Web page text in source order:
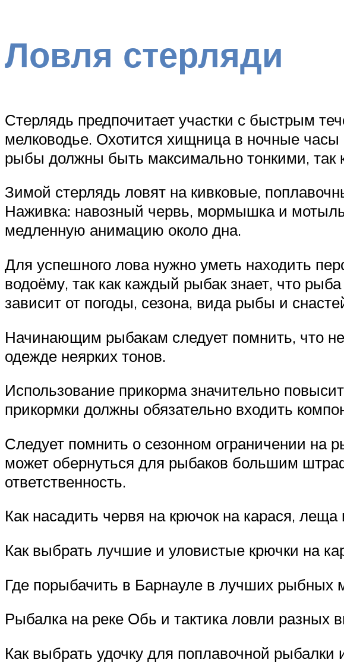
Ловля стерляди
Стерлядь предпочитает участки с быстрым
мелководье. Охотится хищница в ночные
рыбы должны быть максимально тонкими, так
Зимой стерлядь ловят на кивковые,
Наживка: навозный червь, мормышка и
медленную анимацию около дна.
Для успешного лова нужно уметь находить
водоёму, так как каждый рыбак знает, что
зависит от погоды, сезона, вида рыбы и
Начинающим рыбакам следует помнить, что
одежде неярких тонов.
Использование прикорма значительно
прикормки должны обязательно входить
Следует помнить о сезонном ограничении на
может обернуться для рыбаков большим
ответственность.
Как насадить червя на крючок на карася,
Как выбрать лучшие и уловистые крючки на
Где порыбачить в Барнауле в лучших рыбных
Рыбалка на реке Обь и тактика ловли разных
Как выбрать удочку для поплавочной